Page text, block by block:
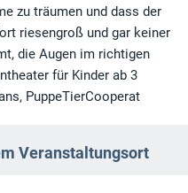
zu träumen und dass der
riesengroß und gar keiner
die Augen im richtigen
für Kinder ab 3
PuppeTierCooperat
Veranstaltungsort